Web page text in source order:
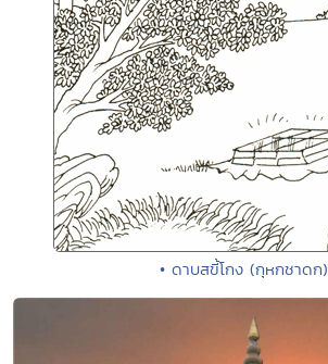
• ดาบสขี้โกง (กุหกชาดก)